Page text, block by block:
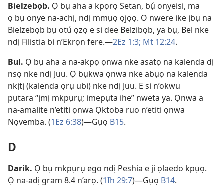
Bielzebọb. Ọ bụ aha a kpọrọ Setan, bụ́ onyeisi, ma
ọ bụ onye na-achị, ndị mmụọ ọjọọ. O nwere ike ịbụ na
Bielzebọb bụ otú ọzọ e si dee Belzibọb, ya bụ, Bel nke
ndị Filistia bi n’Ekrọn fere.​—2Ez 1:3; Mt 12:24.
Bul. Ọ bụ aha a na-akpọ ọnwa nke asatọ na kalenda dị
nsọ nke ndị Juu. Ọ bụkwa ọnwa nke abụọ na kalenda
nkịtị (kalenda ọrụ ubi) nke ndị Juu. E si n’okwu
pụtara “ịmị mkpụrụ; imepụta ihe” nweta ya. Ọnwa a
na-amalite n’etiti ọnwa Ọktoba ruo n’etiti ọnwa
Nọvemba. (1Ez 6:​38)​—Gụọ B15.
D
Darik. Ọ bụ mkpụrụ ego ndị Peshia e ji ọlaedo kpụọ.
Ọ na-adị gram 8.4 n’arọ. (1Ih 29:7)​—Gụọ B14.